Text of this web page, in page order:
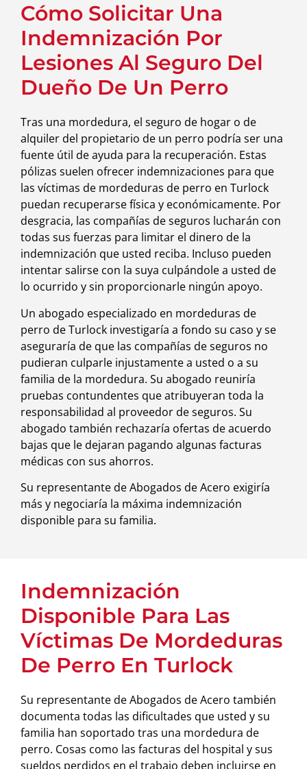
Cómo Solicitar Una
Indemnización Por
Lesiones Al Seguro Del
Dueño De Un Perro
Tras una mordedura, el seguro de hogar o de
alquiler del propietario de un perro podría ser una
fuente útil de ayuda para la recuperación. Estas
pólizas suelen ofrecer indemnizaciones para que
las víctimas de mordeduras de perro en Turlock
puedan recuperarse física y económicamente. Por
desgracia, las compañías de seguros lucharán con
todas sus fuerzas para limitar el dinero de la
indemnización que usted reciba. Incluso pueden
intentar salirse con la suya culpándole a usted de
lo ocurrido y sin proporcionarle ningún apoyo.
Un abogado especializado en mordeduras de
perro de Turlock investigaría a fondo su caso y se
aseguraría de que las compañías de seguros no
pudieran culparle injustamente a usted o a su
familia de la mordedura. Su abogado reuniría
pruebas contundentes que atribuyeran toda la
responsabilidad al proveedor de seguros. Su
abogado también rechazaría ofertas de acuerdo
bajas que le dejaran pagando algunas facturas
médicas con sus ahorros.
Su representante de Abogados de Acero exigiría
más y negociaría la máxima indemnización
disponible para su familia.
Indemnización
Disponible Para Las
Víctimas De Mordeduras
De Perro En Turlock
Su representante de Abogados de Acero también
documenta todas las dificultades que usted y su
familia han soportado tras una mordedura de
perro. Cosas como las facturas del hospital y sus
sueldos perdidos en el trabajo deben incluirse en